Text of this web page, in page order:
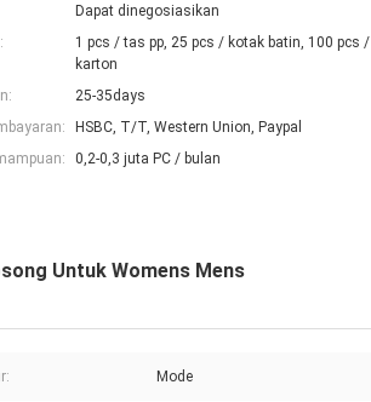
Dapat dinegosiasikan
1 pcs / tas pp, 25 pcs / kotak batin, 100 pcs /
karton
25-35days
HSBC, T/T, Western Union, Paypal
0,2-0,3 juta PC / bulan
Untuk Womens Mens
Mode